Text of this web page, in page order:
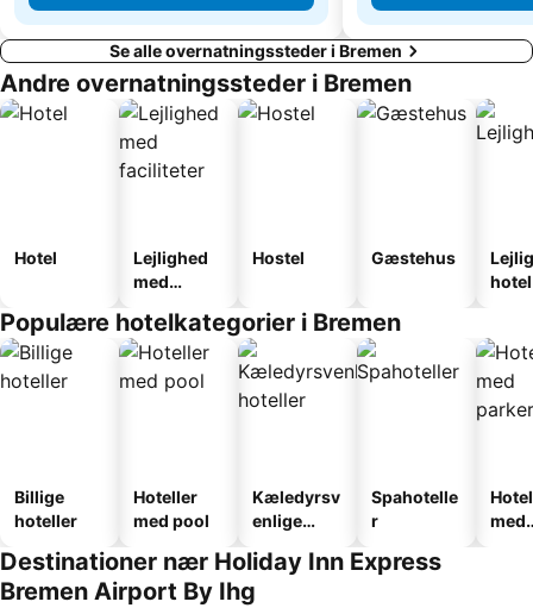
Se alle overnatningssteder i Bremen
Andre overnatningssteder i Bremen
Hotel
Lejlighed
med
Hostel Gæstehus
hotel
Populære hotelkategorier i Bremen
Billige
hoteller
Hoteller
med pool
Kæledyrsv
enlige
Spahotelle
r
med
Destinationer nær Holiday Inn Express
Bremen Airport By Ihg